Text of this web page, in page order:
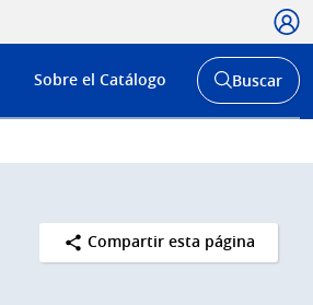
Menú
de
Sobre el Catálogo
Abrir
buscador
Buscar
Compartir esta página